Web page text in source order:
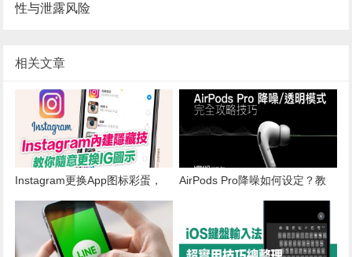
性与泄露风险
相关文章
Instagram更换App图标彩蛋，
教你动手自行随意更改IG图标
AirPods Pro降噪如何设定？教
你快速调整降噪与透明模式